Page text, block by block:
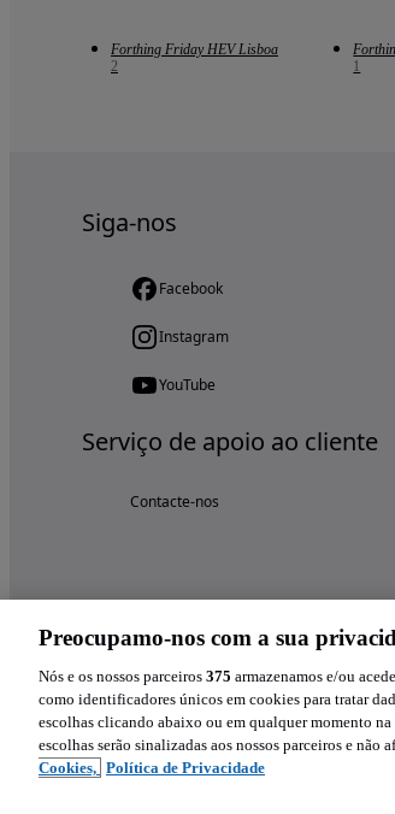
Forthing Friday HEV Lisboa
2
1
Siga-nos
Facebook
Instagram
YouTube
Serviço de apoio ao cliente
Contacte-nos
Preocupamo-nos com a sua
Nós e os nossos parceiros 375 armazenamos e/ou
como identificadores únicos em cookies para tratar
escolhas clicando abaixo ou em qualquer momento
escolhas serão sinalizadas aos nossos parceiros e não
Cookies, Política de Privacidade